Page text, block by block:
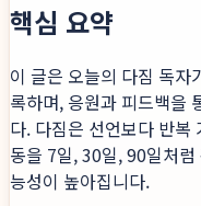
핵심 요약
이 글은 오늘의 다짐 독자
록하며, 응원과 피드백을
다. 다짐은 선언보다 반복
동을 7일, 30일, 90일처
능성이 높아집니다.